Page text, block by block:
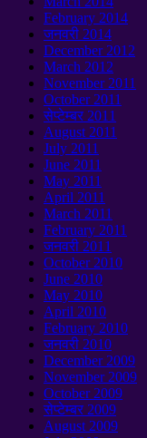
February 2014
जनवरी 2014
December2012
March 2012
November2011
October2011
सेप्टेम्बर 2011
August 2011
July 2011
June 2011
May 2011
April 2011
March 2011
February 2011
जनवरी 2011
October2010
June 2010
May 2010
April 2010
February 2010
जनवरी 2010
December2009
November2009
October2009
सेप्टेम्बर 2009
August 2009